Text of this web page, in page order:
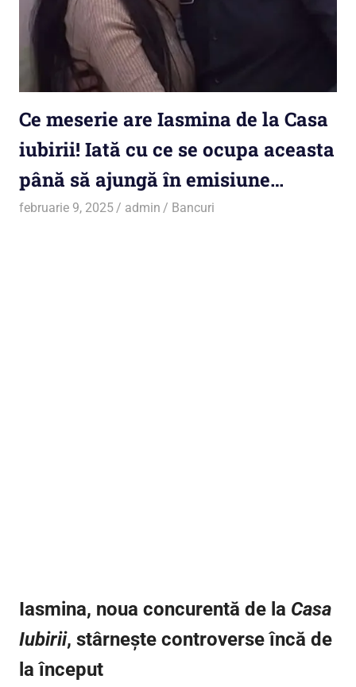
Ce meserie are Iasmina de la Casa
iubirii! Iată cu ce se ocupa aceasta
până să ajungă în emisiune…
februarie 9, 2025 admin Bancuri
Iasmina, noua concurentă de la Casa
Iubirii, stârnește controverse încă de
la început